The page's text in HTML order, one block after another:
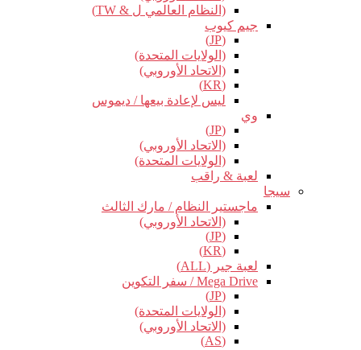
(النظام العالمي ل & TW)
جيم كيوب
(JP)
(الولايات المتحدة)
(الاتحاد الأوروبي)
(KR)
ليس لإعادة بيعها / ديموس
وي
(JP)
(الاتحاد الأوروبي)
(الولايات المتحدة)
لعبة & راقب
سيجا
ماجستير النظام / مارك الثالث
(الاتحاد الأوروبي)
(JP)
(KR)
لعبة جير (ALL)
Mega Drive / سفر التكوين
(JP)
(الولايات المتحدة)
(الاتحاد الأوروبي)
(AS)